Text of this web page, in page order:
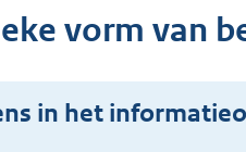
vorm van
in het